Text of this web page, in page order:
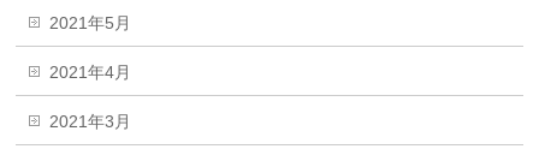
2021年5月
2021年4月
2021年3月